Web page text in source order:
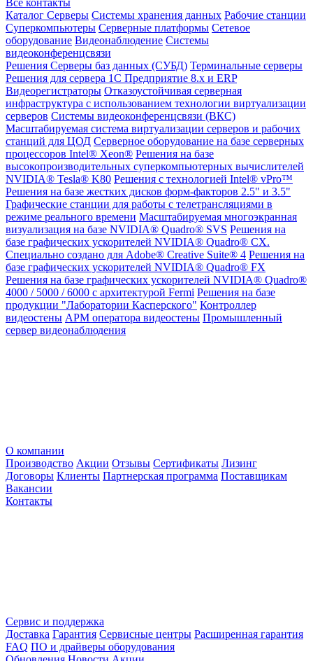
Каталог Серверы Системы хранения данных Рабочие станции
Суперкомпьютеры Серверные платформы Сетевое
оборудование Видеонаблюдение Системы
видеоконференцсвязи
Решения Серверы баз данных (СУБД) Терминальные серверы
Решения для сервера 1С Предприятие 8.x и ERP
Видеорегистраторы Отказоустойчивая серверная
инфраструктура с использованием технологии виртуализации
серверов Системы видеоконференцсвязи (ВКС)
Масштабируемая система виртуализации серверов и рабочих
станций для ЦОД Серверное оборудование на базе серверных
процессоров Intel® Xeon® Решения на базе
высокопроизводительных суперкомпьютерных вычислителей
NVIDIA® Tesla® K80 Решения с технологией Intel® vPro™
Решения на базе жестких дисков форм-факторов 2.5" и 3.5"
Графические станции для работы с телетрансляциями в
режиме реального времени Масштабируемая многоэкранная
визуализация на базе NVIDIA® Quadro® SVS Решения на
базе графических ускорителей NVIDIA® Quadro® CX.
Специально создано для Adobe® Creative Suite® 4 Решения на
базе графических ускорителей NVIDIA® Quadro® FX
Решения на базе графических ускорителей NVIDIA® Quadro®
4000 / 5000 / 6000 с архитектурой Fermi Решения на базе
продукции "Лаборатории Касперского" Контроллер
видеостены АРМ оператора видеостены Промышленный
сервер видеонаблюдения
О компании
Производство Акции Отзывы Сертификаты Лизинг
Договоры Клиенты Партнерская программа Поставщикам
Вакансии
Контакты
Сервис и поддержка
Доставка Гарантия Сервисные центры Расширенная гарантия
FAQ ПО и драйверы оборудования